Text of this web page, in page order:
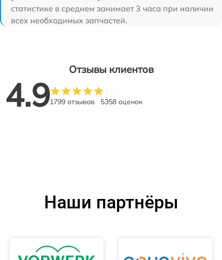
статистике в среднем занимает 3 часа при наличии
всех необходимых запчастей.
Отзывы клиентов
4.91799 отзывов 5358 оценок
Наши партнёры